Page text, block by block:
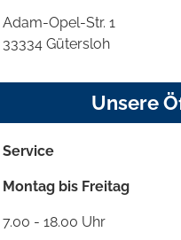
Adam-Opel-Str. 1
33334 Gütersloh
Unsere
Service
Montag bis Freitag
7.00 - 18.00 Uhr